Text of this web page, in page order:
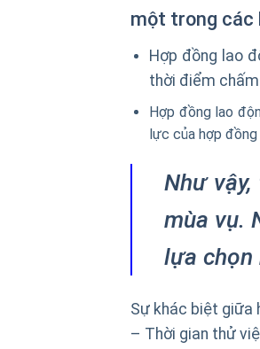
một trong các
Hợp đồng lao
thời điểm
Hợp đồng lao
lực của hợp
Như
mùa vụ.
lựa chọn
Sự khác biệt giữa
– Thời gian thử